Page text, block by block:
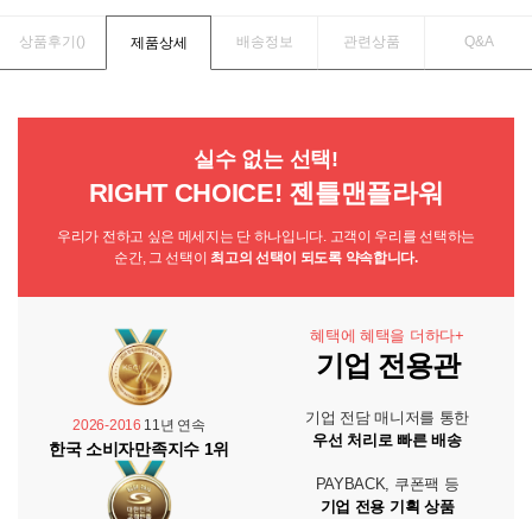
상품후기() 제품상세 배송정보 관련상품 Q&A
실수 없는 선택!
RIGHT CHOICE! 젠틀맨플라워
우리가 전하고 싶은 메세지는 단 하나입니다. 고객이 우리를 선택하는
순간, 그 선택이 최고의 선택이 되도록 약속합니다.
2026-2016 11년 연속
한국 소비자만족지수 1위
혜택에 혜택을 더하다+
기업 전용관
기업 전담 매니저를 통한
우선 처리로 빠른 배송
PAYBACK, 쿠폰팩 등
기업 전용 기획 상품